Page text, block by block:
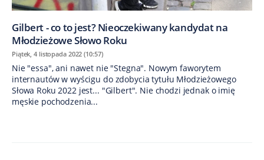
Gilbert - co to jest? Nieoczekiwany kandydat na
Młodzieżowe Słowo Roku
Piątek, 4 listopada 2022 (10:57)
Nie "essa", ani nawet nie "Stegna". Nowym faworytem
internautów w wyścigu do zdobycia tytułu Młodzieżowego
Słowa Roku 2022 jest... "Gilbert". Nie chodzi jednak o imię
męskie pochodzenia...